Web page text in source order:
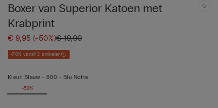
Boxer van Superior Katoen met
Krabprint
€ 9,95(-50%)€ 19,90
-70% vanaf 3 artikelen
Kleur: Blauw - 800 - Blu Notte
-50%